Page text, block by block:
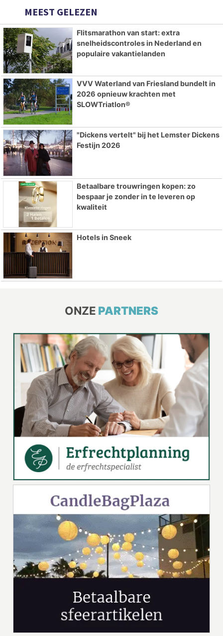
MEEST GELEZEN
Flitsmarathon van start: extra
snelheidscontroles in Nederland en
populaire vakantielanden
VVV Waterland van Friesland bundelt in
2026 opnieuw krachten met
SLOWTriatlon®
"Dickens vertelt" bij het Lemster Dickens
Festijn 2026
Betaalbare trouwringen kopen: zo
bespaar je zonder in te leveren op
kwaliteit
Hotels in Sneek
ONZE PARTNERS